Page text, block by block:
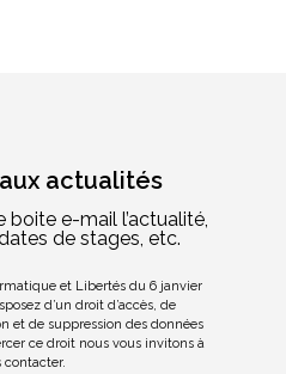
actualités
e-mail l’actualité,
de stages, etc.
et Libertés du 6 janvier
d’un droit d’accès, de
et de suppression des données
ce droit nous vous invitons à
contacter.